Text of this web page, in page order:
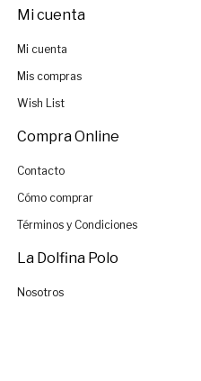
Mi cuenta
Mi cuenta
Mis compras
Wish List
Compra Online
Contacto
Cómo comprar
Términos y Condiciones
La Dolfina Polo
Nosotros